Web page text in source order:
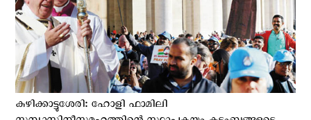
കുഴിക്കാട്ടുശേരി: ഹോളി ഫാമിലി